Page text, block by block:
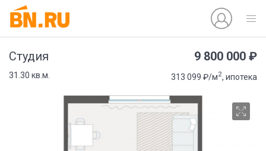
Студия 9 800 000 ₽
31.30 кв.м. 313 099 ₽/м2, ипотека